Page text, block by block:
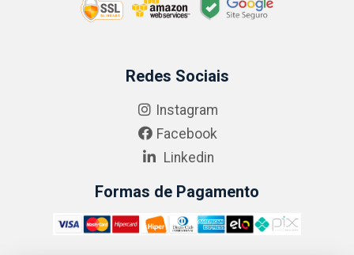
Redes Sociais
Instagram
Facebook
Linkedin
Formas de Pagamento